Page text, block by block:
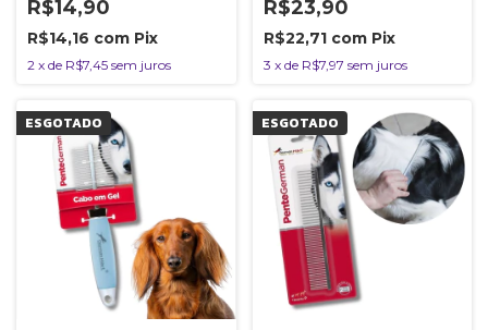
R$14,90
R$14,16 com Pix
2 x de R$7,45 sem juros
R$23,90
R$22,71 com Pix
3 x de R$7,97 sem juros
ESGOTADO ESGOTADO